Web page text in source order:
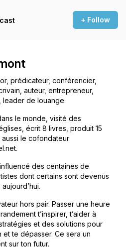
+ Follow
prédicateur, conférencier,
auteur, entrepreneur,
leader de louange.
le monde, visité des
écrit 8 livres, produit 15
aussi le cofondateur
des centaines de
dont certains sont devenus
hors pair. Passer une heure
t’inspirer, t’aider à
et des solutions pour
et te dépasser. Ce sera un
sur ton futur.